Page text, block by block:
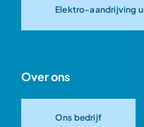
Elektro-aandrijving
Over ons
Ons bedrijf